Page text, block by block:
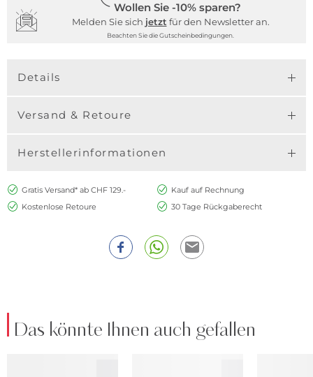
Wollen Sie -10% sparen?
Melden Sie sich jetzt für den Newsletter an.
Beachten Sie die Gutscheinbedingungen.
Details
Versand & Retoure
Herstellerinformationen
Gratis Versand* ab CHF 129.-
Kauf auf Rechnung
Kostenlose Retoure
30 Tage Rückgaberecht
Das könnte Ihnen auch gefallen